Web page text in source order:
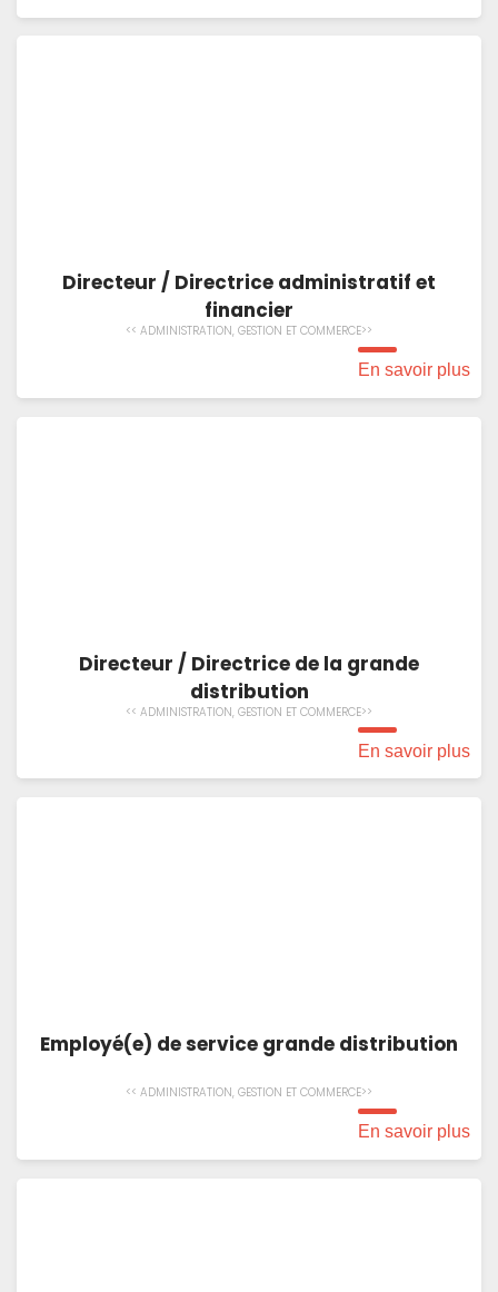
Directeur / Directrice administratif et
financier
<< ADMINISTRATION, GESTION ET COMMERCE>>
En savoir plus
Directeur / Directrice de la grande
distribution
<< ADMINISTRATION, GESTION ET COMMERCE>>
En savoir plus
Employé(e) de service grande distribution
<< ADMINISTRATION, GESTION ET COMMERCE>>
En savoir plus